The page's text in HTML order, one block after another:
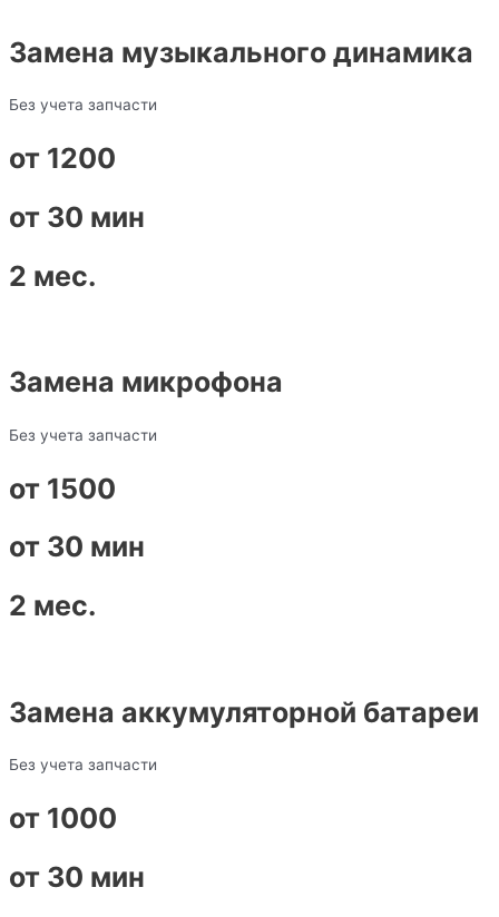
Замена музыкального динамика
Без учета запчасти
от 1200
от 30 мин
2 мес.
Замена микрофона
Без учета запчасти
от 1500
от 30 мин
2 мес.
Замена аккумуляторной батареи
Без учета запчасти
от 1000
от 30 мин